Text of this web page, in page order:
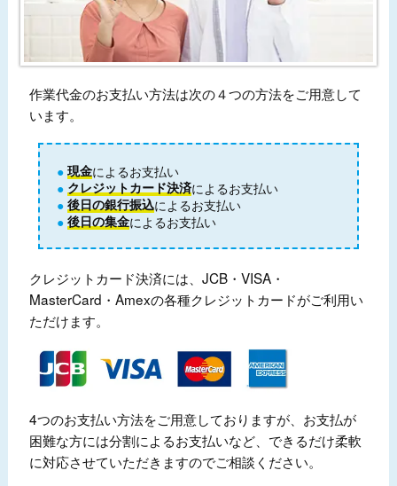
作業代金のお支払い方法は次の４つの方法をご用意して
います。
現金によるお支払い
クレジットカード決済によるお支払い
後日の銀行振込によるお支払い
後日の集金によるお支払い
クレジットカード決済には、JCB・VISA・
MasterCard・Amexの各種クレジットカードがご利用い
ただけます。
4つのお支払い方法をご用意しておりますが、お支払が
困難な方には分割によるお支払いなど、できるだけ柔軟
に対応させていただきますのでご相談ください。